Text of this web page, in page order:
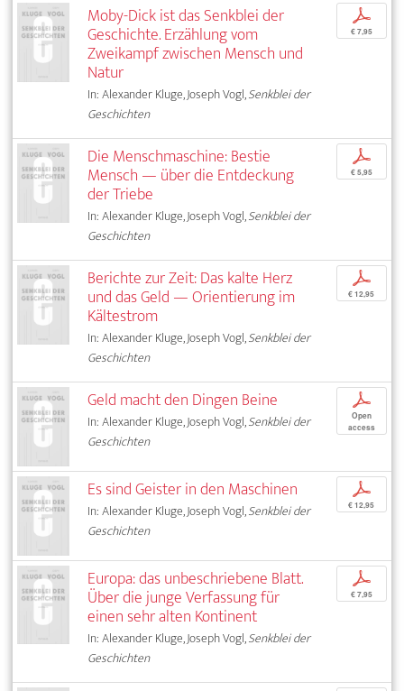
Moby-Dick ist das Senkblei der
Geschichte. Erzählung vom
Zweikampf zwischen Mensch und
Natur
In: Alexander Kluge, Joseph Vogl,Senkblei der
Geschichten
p
€ 7,95
Die Menschmaschine: Bestie
Mensch — über die Entdeckung
der Triebe
In: Alexander Kluge, Joseph Vogl,Senkblei der
Geschichten
p
€ 5,95
Berichte zur Zeit: Das kalte Herz
und das Geld — Orientierung im
Kältestrom
In: Alexander Kluge, Joseph Vogl,Senkblei der
Geschichten
p
€ 12,95
Geld macht den Dingen Beine
In: Alexander Kluge, Joseph Vogl,Senkblei der
Geschichten
p
Open
access
Es sind Geister in den Maschinen
In: Alexander Kluge, Joseph Vogl,Senkblei der
Geschichten
p
€ 12,95
Europa: das unbeschriebene Blatt.
Über die junge Verfassung für
einen sehr alten Kontinent
In: Alexander Kluge, Joseph Vogl,Senkblei der
Geschichten
p
€ 7,95